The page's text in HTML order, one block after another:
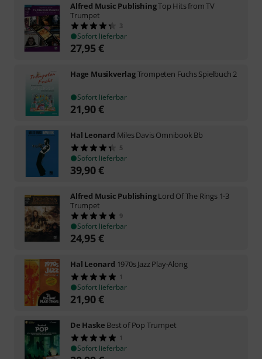
Alfred Music PublishingTop Hits from TV
Trumpet
3
Sofort lieferbar
27,95€
Hage MusikverlagTrompeten Fuchs Spielbuch 2
Sofort lieferbar
21,90€
Hal Leonard Miles Davis Omnibook Bb
5
Sofort lieferbar
39,90€
Alfred Music PublishingLord Of The Rings 1-3
Trumpet
9
Sofort lieferbar
24,95€
Hal Leonard 1970s Jazz Play-Along
1
Sofort lieferbar
21,90€
De Haske Best of Pop Trumpet
1
Sofort lieferbar